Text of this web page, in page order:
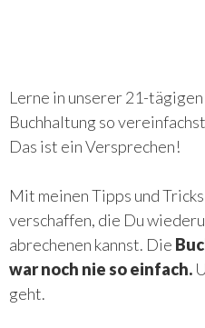
Lerne in unserer 21-
Buchhaltung so
Das ist ein Versprechen!
Mit meinen Tipps und
verschaffen, die Du
abrechenen kannst. Die
war noch nie so einfach.
geht.